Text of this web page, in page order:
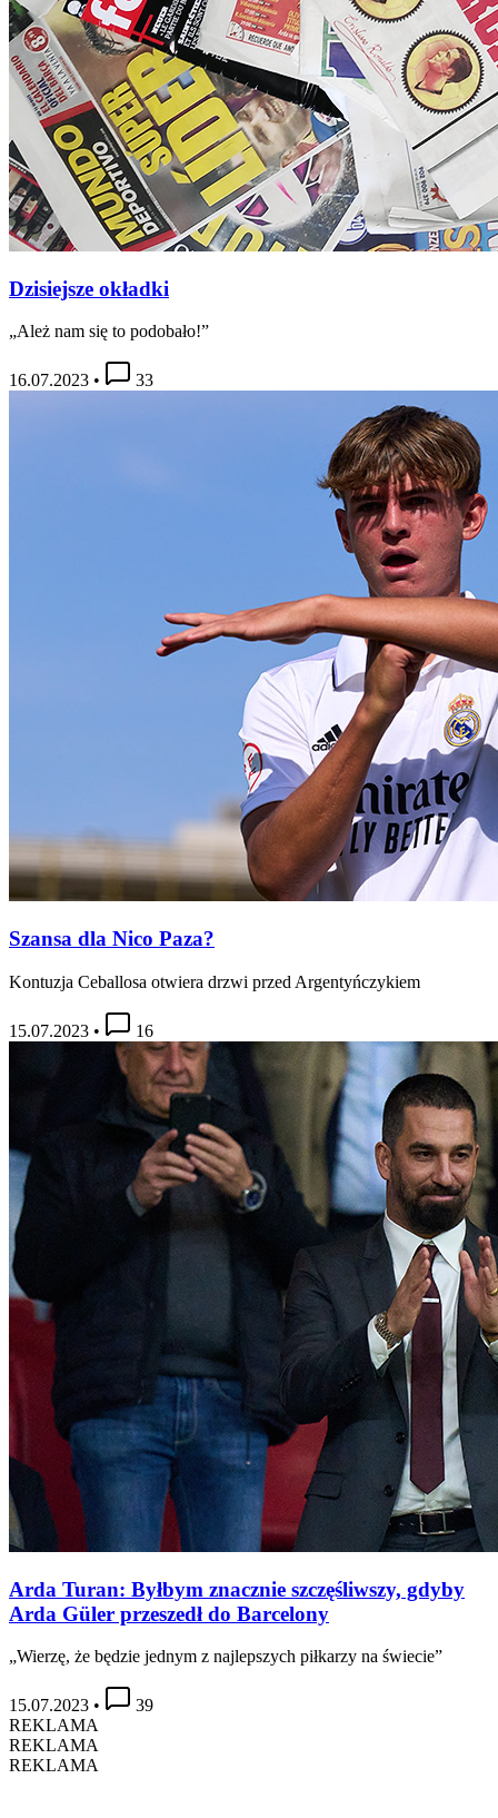
Dzisiejsze okładki
„Ależ nam się to podobało!”
16.07.2023 • 33
Szansa dla Nico Paza?
Kontuzja Ceballosa otwiera drzwi przed Argentyńczykiem
15.07.2023 • 16
Arda Turan: Byłbym znacznie szczęśliwszy, gdyby
Arda Güler przeszedł do Barcelony
„Wierzę, że będzie jednym z najlepszych piłkarzy na świecie”
15.07.2023 •
39
REKLAMA
REKLAMA
REKLAMA